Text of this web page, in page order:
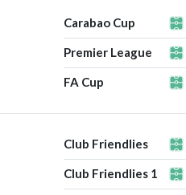
Carabao Cup
Premier League
FA Cup
Club Friendlies
Club Friendlies 1